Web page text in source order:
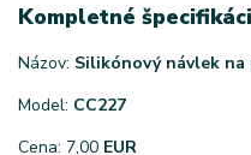
Kompletné
Názov: Silikónový návlek
Model: CC227
Cena: 7,00 EUR